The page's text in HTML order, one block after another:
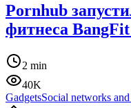
Pornhub
фитнеса
2 min
40K
GadgetsSocial networks